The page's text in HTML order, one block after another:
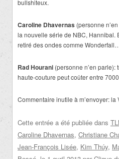
bullshiteux.
Caroline Dhavernas (personne
la nouvelle série de NBC, Hannibal.
retiré des ondes comme
Rad Hourani (personne n’en parle):
haute-couture peut coûter entre
Commentaire inutile à m’envoyer:
Cette entrée a été publiée dans
Caroline Dhavernas, Christiane
Jean-François Lisée, Kim Thúy,